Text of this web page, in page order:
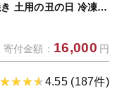
土用の丑の日 冷凍
宮崎、熊本等産うなぎ
寄付金額： 16,000 円
4.55 (187件)